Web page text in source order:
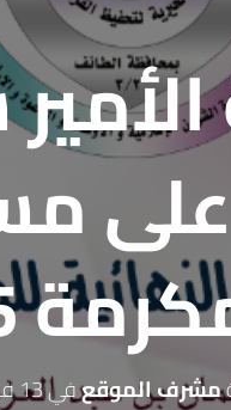
1435هـ
مشرف الموقعفي13 فبراير,2014